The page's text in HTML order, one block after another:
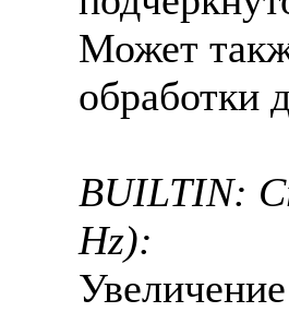
Может
обработки
BUILTIN:
Hz):